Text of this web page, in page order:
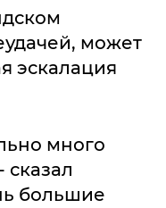
может
эскалация
много
сказал
большие